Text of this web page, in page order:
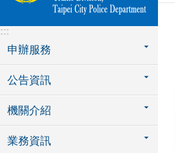
:::
申辦服務
公告資訊
機關介紹
業務資訊